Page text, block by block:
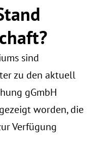
sind
zu den aktuell
gGmbH
worden, die
Verfügung